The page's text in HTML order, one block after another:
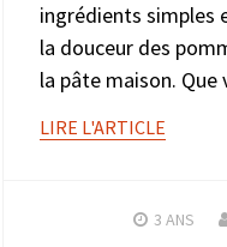
ingrédients simples
la douceur des
la pâte maison.
LIRE L'ARTICLE
3 ANS